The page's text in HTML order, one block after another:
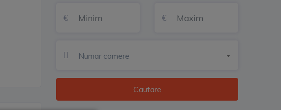
Numar camere
Cautare